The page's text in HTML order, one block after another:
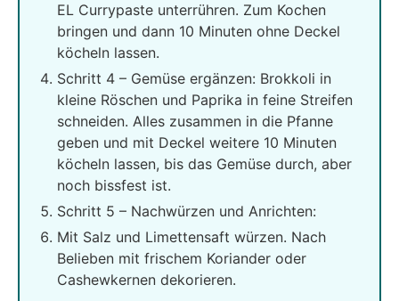
EL Currypaste unterrühren. Zum Kochen
bringen und dann 10 Minuten ohne Deckel
köcheln lassen.
Schritt 4 – Gemüse ergänzen: Brokkoli in
kleine Röschen und Paprika in feine Streifen
schneiden. Alles zusammen in die Pfanne
geben und mit Deckel weitere 10 Minuten
köcheln lassen, bis das Gemüse durch, aber
noch bissfest ist.
Schritt 5 – Nachwürzen und Anrichten:
Mit Salz und Limettensaft würzen. Nach
Belieben mit frischem Koriander oder
Cashewkernen dekorieren.